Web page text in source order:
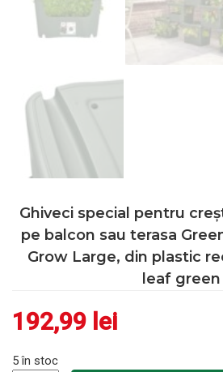
Ghiveci special pentru
pe balcon sau terasa
Grow Large, din plastic
leaf green
192,99 lei
5 în stoc